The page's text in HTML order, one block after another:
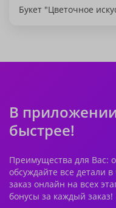
Букет "Цветочное
В
быстрее!
Преимущества для Вас:
обсуждайте все детали
заказ онлайн на всех
бонусы за каждый заказ!